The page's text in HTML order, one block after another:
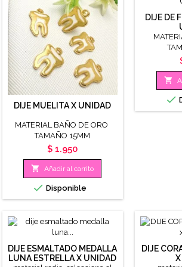
DIJE MUELITA X UNIDAD
MATERIAL BAÑO DE ORO
TAMAÑO 15MM
Precio
$ 1.950
 Añadir al carrito
 Disponible
DIJE DE


DIJE ESMALTADO MEDALLA
LUNA ESTRELLA X UNIDAD
DIJE